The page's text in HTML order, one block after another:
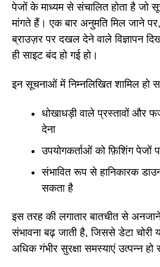
पेजों के माध्यम से संचालित होता है जो
मांगते हैं। एक बार अनुमति मिल जाने
ब्राउज़र पर दखल देने वाले विज्ञापन
ही साइट बंद हो गई हो।
इन सूचनाओं में निम्नलिखित शामिल हो
धोखाधड़ी वाले प्रस्तावों और
देना
उपयोगकर्ताओं को फ़िशिंग पेजों
संभावित रूप से हानिकारक
सकता है
इस तरह की लगातार बातचीत से
संभावना बढ़ जाती है, जिससे डेटा
अधिक गंभीर सुरक्षा समस्याएं उत्पन्न हो